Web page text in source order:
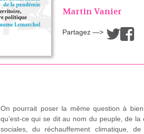
Martin Vanier
Partagez —> /
On pourrait poser la même question à
qu’est-ce qui se dit au nom du peuple, de
sociales, du réchauffement climatique,